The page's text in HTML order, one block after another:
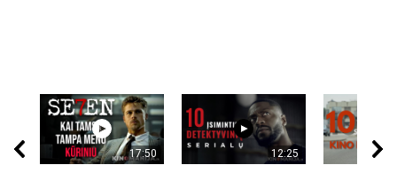
17:50 12:25